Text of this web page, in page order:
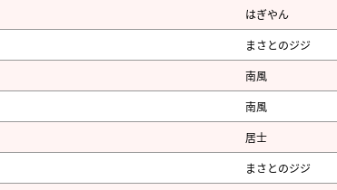
はぎやん
まさとのジジ
南風
南風
居士
まさとのジジ